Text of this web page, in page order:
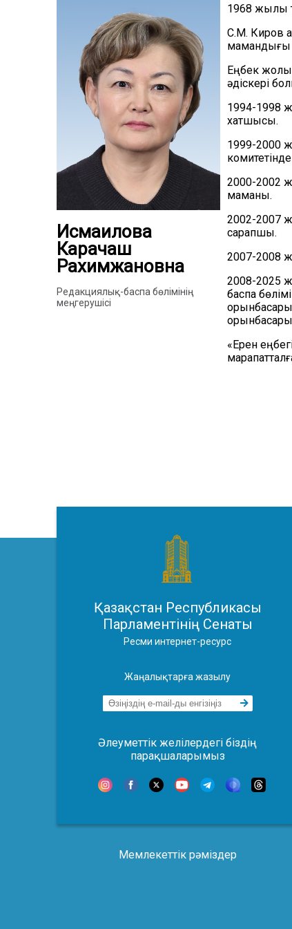
Исмаилова
Карачаш
Рахимжановна
Редакциялық-баспа бөлімінің
меңгерушісі
1968 жылы
С.М. Киров
мамандығы
Еңбек
әдіскері
1994-1998
хатшысы.
1999-2000
2000-2002
маманы.
2002-2007
сарапшы.
2007-2008
2008-2025
баспа
«Ерен
Қазақстан Республикасы
Парламентінің Сенаты
Ресми интернет-ресурс
Жаңалықтарға жазылу
Әлеуметтік желілердегі біздің
парақшаларымыз
Мемлекеттік рәміздер